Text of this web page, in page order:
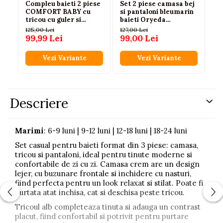
Compleu baieti 2 piese
COMFORT BABY cu
tricou cu guler si
bermude crem - 3-4-
5-6 ani
125,00 Lei
99,99 Lei
Vezi Variante
Set 2 piese camasa bej
si pantaloni bleumarin
baieti Oryeda
74|80|86|92
127,00 Lei
99,00 Lei
Vezi Variante
Descriere
Marimi: 6-9 luni | 9-12 luni | 12-18 luni | 18-24 luni
Set casual pentru baieti format din 3 piese: camasa,
tricou si pantaloni, ideal pentru tinute moderne si
confortabile de zi cu zi. Camasa crem are un design
lejer, cu buzunare frontale si inchidere cu nasturi,
fiind perfecta pentru un look relaxat si stilat. Poate fi
purtata atat inchisa, cat si deschisa peste tricou.
Tricoul alb completeaza tinuta si adauga un contrast
placut, fiind confortabil si potrivit pentru purtare